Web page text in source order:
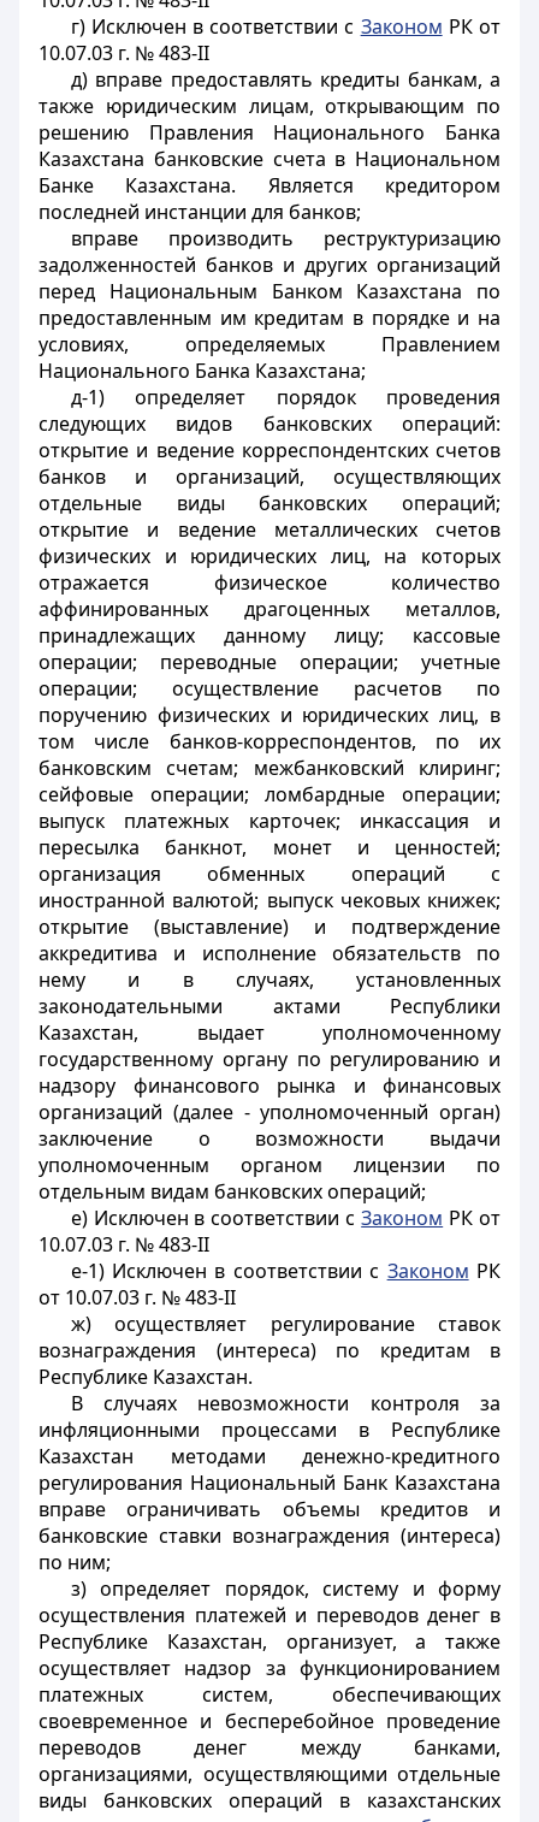
г) Исключен в соответствии с Законом РК от
10.07.03 г. № 483-II
д) вправе предоставлять кредиты банкам, а
также юридическим лицам, открывающим по
решению Правления Национального Банка
Казахстана банковские счета в Национальном
Банке Казахстана. Является кредитором
последней инстанции для банков;
вправе производить реструктуризацию
задолженностей банков и других организаций
перед Национальным Банком Казахстана по
предоставленным им кредитам в порядке и на
условиях, определяемых Правлением
Национального Банка Казахстана;
д-1) определяет порядок проведения
следующих видов банковских операций:
открытие и ведение корреспондентских счетов
банков и организаций, осуществляющих
отдельные виды банковских операций;
открытие и ведение металлических счетов
физических и юридических лиц, на которых
отражается физическое количество
аффинированных драгоценных металлов,
принадлежащих данному лицу; кассовые
операции; переводные операции; учетные
операции; осуществление расчетов по
поручению физических и юридических лиц, в
том числе банков-корреспондентов, по их
банковским счетам; межбанковский клиринг;
сейфовые операции; ломбардные операции;
выпуск платежных карточек; инкассация и
пересылка банкнот, монет и ценностей;
организация обменных операций с
иностранной валютой; выпуск чековых книжек;
открытие (выставление) и подтверждение
аккредитива и исполнение обязательств по
нему и в случаях, установленных
законодательными актами Республики
Казахстан, выдает уполномоченному
государственному органу по регулированию и
надзору финансового рынка и финансовых
организаций (далее - уполномоченный орган)
заключение о возможности выдачи
уполномоченным органом лицензии по
отдельным видам банковских операций;
е) Исключен в соответствии сЗаконом РК от
10.07.03 г. № 483-II
е-1) Исключен в соответствии с Законом РК
от 10.07.03 г. № 483-II
ж) осуществляет регулирование ставок
вознаграждения (интереса) по кредитам в
Республике Казахстан.
В случаях невозможности контроля за
инфляционными процессами в Республике
Казахстан методами денежно-кредитного
регулирования Национальный Банк Казахстана
вправе ограничивать объемы кредитов и
банковские ставки вознаграждения (интереса)
по ним;
з) определяет порядок, систему и форму
осуществления платежей и переводов денег в
Республике Казахстан, организует, а также
осуществляет надзор за функционированием
платежных систем, обеспечивающих
своевременное и бесперебойное проведение
переводов денег между банками,
организациями, осуществляющими отдельные
виды банковских операций в казахстанских